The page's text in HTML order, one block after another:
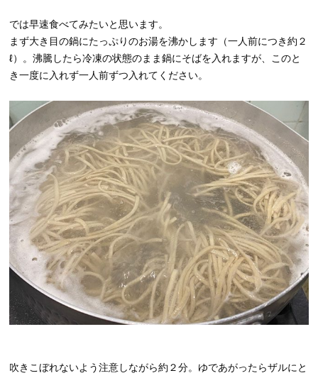
では早速食べてみたいと思います。
まず大き目の鍋にたっぷりのお湯を沸かします（一人前につき約２
ℓ）。沸騰したら冷凍の状態のまま鍋にそばを入れますが、このと
き一度に入れず一人前ずつ入れてください。
吹きこぼれないよう注意しながら約２分。ゆであがったらザルにと